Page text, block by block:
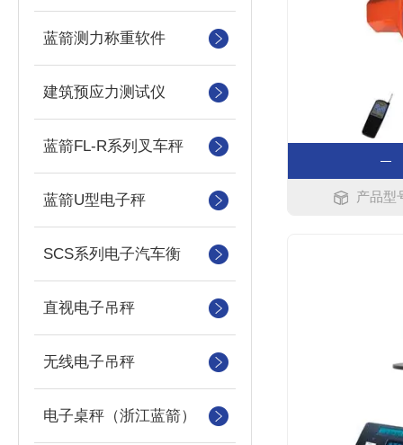
蓝箭测力称重软件
建筑预应力测试仪
蓝箭FL-R系列叉车秤
蓝箭U型电子秤
SCS系列电子汽车衡
直视电子吊秤
无线电子吊秤
电子桌秤（浙江蓝箭）
产品型